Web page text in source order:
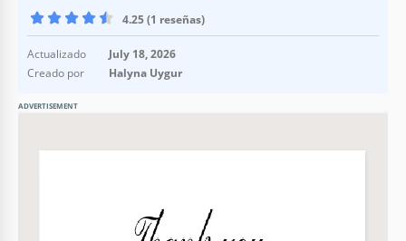
4.25 (1 reseñas)
Actualizado
July 18, 2026
Creado por
Halyna Uygur
ADVERTISEMENT